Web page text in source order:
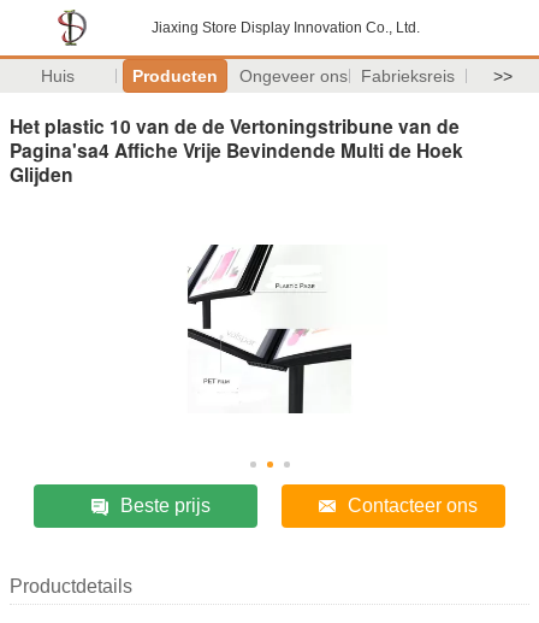
Jiaxing Store Display Innovation Co., Ltd.
Huis Producten Ongeveer ons Fabrieksreis >>
Het plastic 10 van de de Vertoningstribune van de
Pagina'sa4 Affiche Vrije Bevindende Multi de Hoek
Glijden
Beste prijs Contacteer ons
Productdetails